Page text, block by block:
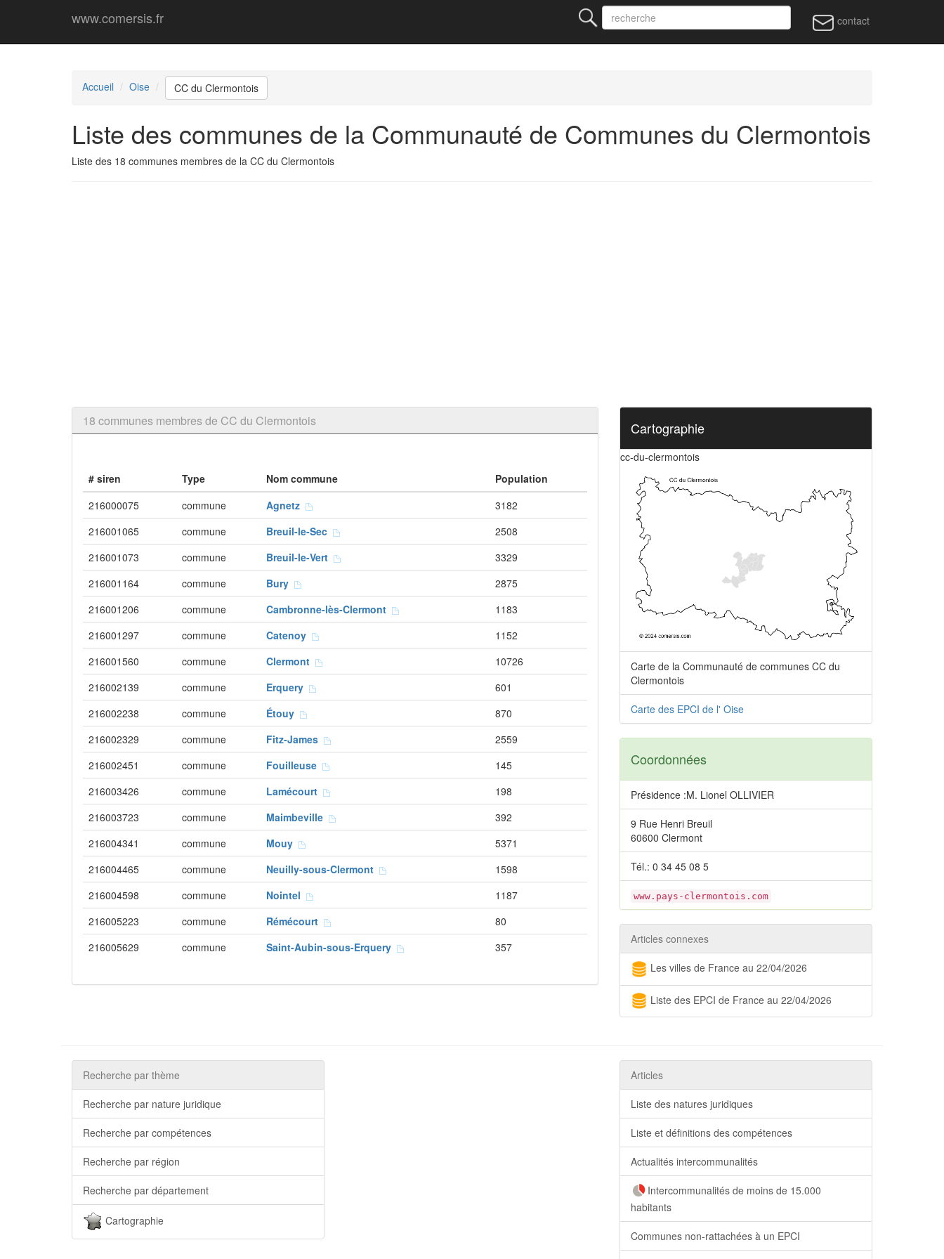
www.comersis.fr contact
Accueil Oise CC du Clermontois
Liste des communes de la Communauté de Communes du Clermontois
Liste des 18 communes membres de la CC du Clermontois
18 communes membres de CC du Clermontois
# siren Type Nom commune
Population
216000075
commune Agnetz
3182
216001065
commune Breuil-le-Sec
2508
216001073
commune Breuil-le-Vert
3329
216001164
commune Bury
2875
216001206
commune Cambronne-lès-Clermont
1183
216001297
commune Catenoy
1152
216001560
commune Clermont
10726
216002139
commune Erquery
601
216002238
commune Étouy
870
216002329
commune Fitz-James
2559
216002451
commune Fouilleuse
145
216003426
commune Lamécourt
198
216003723
commune Maimbeville
392
216004341
commune Mouy
5371
216004465
commune Neuilly-sous-Clermont
1598
216004598
commune Nointel
1187
216005223
commune Rémécourt
80
216005629
commune Saint-Aubin-sous-Erquery 357
Cartographie
cc-du-clermontois
Carte de la Communauté de communes CC du
Clermontois
Carte des EPCI de l' Oise
Coordonnées
Présidence :M. Lionel OLLIVIER
9 Rue Henri Breuil
60600 Clermont
Tél.: 0 34 45 08 5
www.pays-clermontois.com
Articles connexes
Les villes de France au 22/04/2026
Liste des EPCI de France au 22/04/2026
Recherche par thème
Recherche par nature juridique
Recherche par compétences
Recherche par région
Recherche par département
Cartographie
Articles
Liste des natures juridiques
Liste et définitions des compétences
Actualités intercommunalités
Intercommunalités de moins de 15.000
habitants
Communes non-rattachées à un EPCI